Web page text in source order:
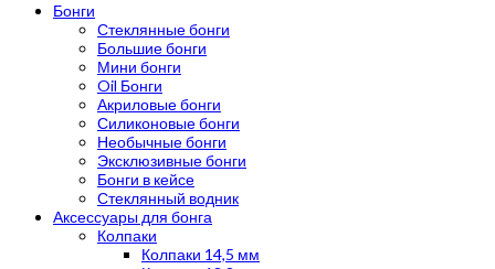
Бонги
Стеклянные бонги
Большие бонги
Мини бонги
Oil Бонги
Акриловые бонги
Силиконовые бонги
Необычные бонги
Эксклюзивные бонги
Бонги в кейсе
Стеклянный водник
Аксессуары для бонга
Колпаки
Колпаки 14,5 мм